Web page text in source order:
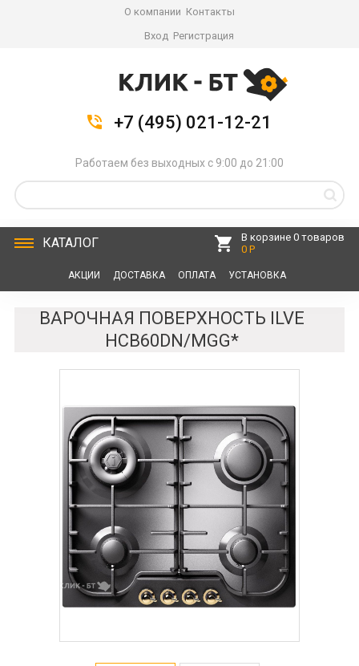
О компании Контакты
Вход Регистрация
+7 (495) 021-12-21
Работаем без выходных с 9:00 до 21:00
КАТАЛОГ
В корзине 0 товаров
0 Р
АКЦИИ ДОСТАВКА ОПЛАТА УСТАНОВКА
ВАРОЧНАЯ ПОВЕРХНОСТЬ ILVE
HCB60DN/MGG*